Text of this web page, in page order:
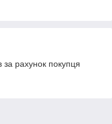
рахунок покупця